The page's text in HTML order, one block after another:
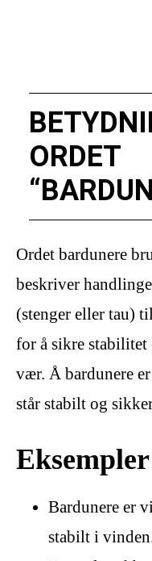
ORDET
Ordet bardunere
beskriver
(stenger eller tau)
for å sikre
vær. Å bardunere
står stabilt og
Bardunere er
stabilt i